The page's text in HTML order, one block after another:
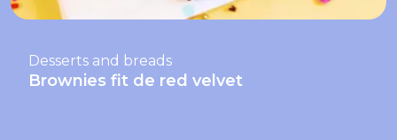
Desserts and breads
Brownies fit de red velvet